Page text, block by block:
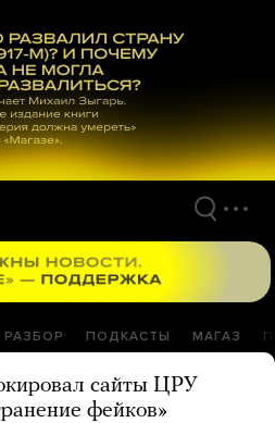
РАЗБОР ПОДКАСТЫ МАГАЗ
сайты ЦРУ
фейков»